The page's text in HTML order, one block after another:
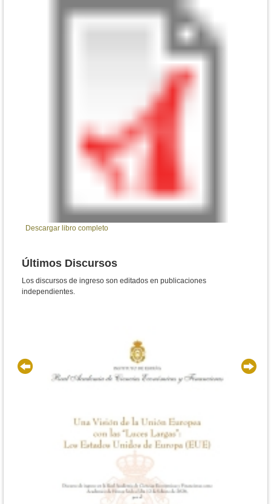
Descargar libro completo
Últimos Discursos
Los discursos de ingreso son editados en publicaciones
independientes.